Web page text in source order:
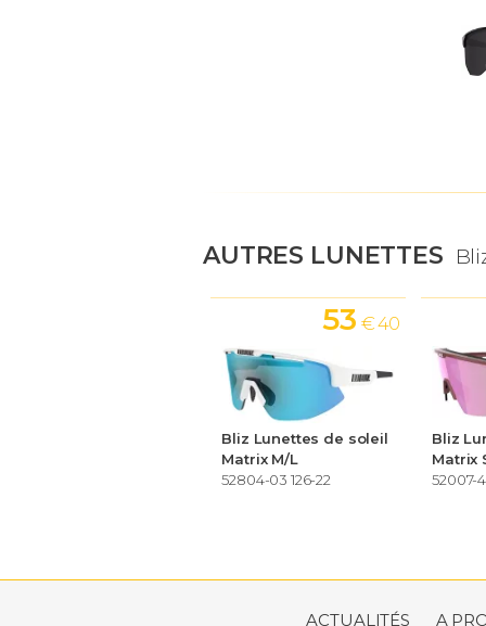
AUTRES LUNETTES
Bliz Lunettes de soleil
Matrix M/L
52804-03 126-22
53 € 40
Bliz
Matrix
52007-
ACTUALITÉS A